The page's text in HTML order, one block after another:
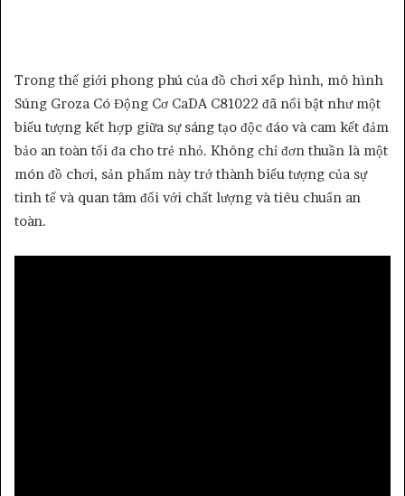
Trong thế giới phong phú của đồ chơi xếp hình, mô hình
Súng Groza Có Động Cơ CaDA C81022 đã nổi bật như một
biểu tượng kết hợp giữa sự sáng tạo độc đáo và cam kết đảm
bảo an toàn tối đa cho trẻ nhỏ. Không chỉ đơn thuần là một
món đồ chơi, sản phẩm này trở thành biểu tượng của sự
tinh tế và quan tâm đối với chất lượng và tiêu chuẩn an
toàn.